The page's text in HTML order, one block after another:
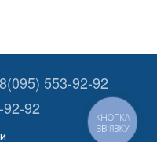
553-92-92
92
КНОПКА
ЗВ'ЯЗКУ